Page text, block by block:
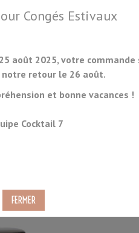
Congés Estivaux
août 2025, votre commande
notre retour le 26 août.
et bonne vacances !
Cocktail 7